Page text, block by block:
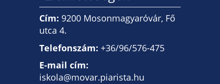
Cím: 9200 Mosonmagyaróvár, Fő
utca 4.
Telefonszám: +36/96/576-475
E-mail cím:
iskola@movar.piarista.hu